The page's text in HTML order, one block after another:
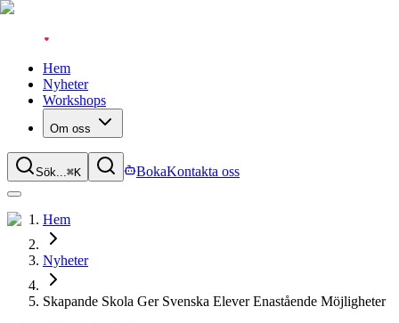
Hem
Nyheter
Workshops
Om oss
Sök...⌘K BokaKontakta oss
Hem
Nyheter
Skapande Skola Ger Svenska Elever Enastående Möjligheter